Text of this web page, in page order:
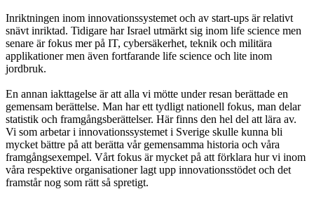
Inriktningen inom innovationssystemet och av start-ups är relativt
snävt inriktad. Tidigare har Israel utmärkt sig inom life science men
senare är fokus mer på IT, cybersäkerhet, teknik och militära
applikationer men även fortfarande life science och lite inom
jordbruk.
En annan iakttagelse är att alla vi mötte under resan berättade en
gemensam berättelse. Man har ett tydligt nationell fokus, man delar
statistik och framgångsberättelser. Här finns den hel del att lära av.
Vi som arbetar i innovationssystemet i Sverige skulle kunna bli
mycket bättre på att berätta vår gemensamma historia och våra
framgångsexempel. Vårt fokus är mycket på att förklara hur vi inom
våra respektive organisationer lagt upp innovationsstödet och det
framstår nog som rätt så spretigt.